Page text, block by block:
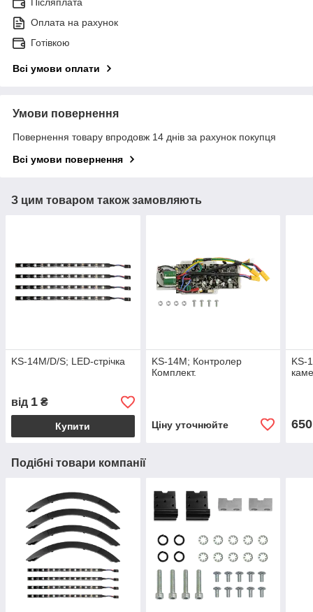
Оплата на рахунок
Готівкою
Всі умови оплати
Умови повернення
Повернення товару впродовж 14 днів за рахунок покупця
Всі умови повернення
З цим товаром також замовляють
KS-14M/D/S; LED-стрічка
від 1 ₴
Купити
KS-14M; Контролер
Комплект.
Ціну уточнюйте
KS-
650
Подібні товари компанії